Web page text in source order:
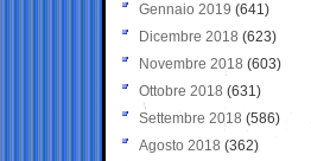
Gennaio 2019 (641)
Dicembre 2018 (623)
Novembre 2018 (603)
Ottobre 2018 (631)
Settembre 2018 (586)
Agosto 2018 (362)